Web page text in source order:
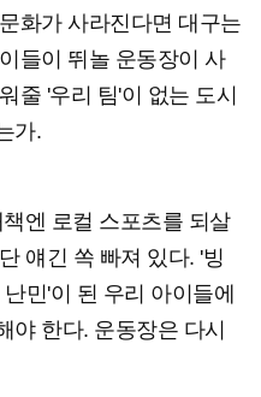
화가 사라진다면 대구는
들이 뛰놀 운동장이 사
줄 '우리 팀'이 없는 도시
가.
엔 로컬 스포츠를 되살
얘긴 쏙 빠져 있다. '빙
민'이 된 우리 아이들에
야 한다. 운동장은 다시